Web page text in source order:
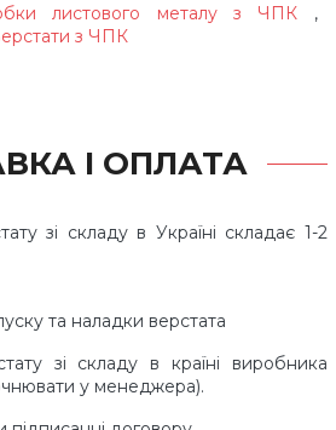
листового металу з ЧПК ,
з ЧПК
І ОПЛАТА
зі складу в Україні складає 1-2
та наладки верстата
зі складу в країні виробника
у менеджера).